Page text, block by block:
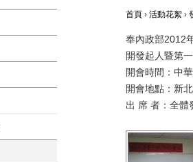
首頁 › 活動花絮 ›
奉內政部2012
開發起人暨第
開會時間：中
開會地點： 新
出 席 者：全體